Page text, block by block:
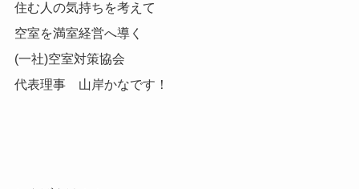
住む人の気持ちを考えて
空室を満室経営へ導く
(一社)空室対策協会
代表理事 山岸かなです！